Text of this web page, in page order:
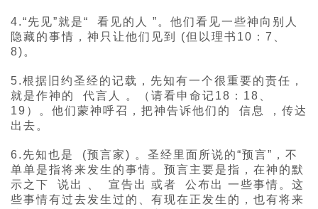
4.“先见”就是“ 看见的人 ”。他们看见一些神向别人
隐藏的事情，神只让他们见到 (但以理书10：7、
8)。
5.根据旧约圣经的记载，先知有一个很重要的责任，
就是作神的 代言人 。（请看申命记18：18、
19）。他们蒙神呼召，把神告诉他们的 信息 ，传达
出去。
6.先知也是 (预言家) 。圣经里面所说的“预言”，不
单单是指将来发生的事情。预言主要是指，在神的默
示之下 说出 、 宣告出 或者 公布出 一些事情。这
些事情有过去发生过的、有现在正发生的，也有将来